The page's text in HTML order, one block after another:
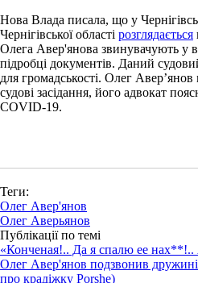
Нова Влада писала, що у
Чернігівської області розглядається
Олега Авер'янова звинувачують у
підробці документів. Даний
для громадськості. Олег Авер’янов
судові засідання, його адвокат
COVID-19.
Теги:
Олег Авер'янов
Олег Аверьянов
Публікації по темі
«Конченая!.. Да я спалю ее
Олег Авер'янов подзвонив дружині
про крадіжку Porshe)